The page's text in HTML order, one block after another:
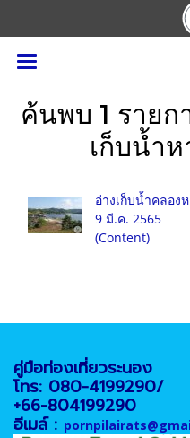
ค้นพบ 1 รายก
เก็บน้ำ
อ่างเก็บน้ำคลอง
9 มี.ค. 2565
(Content)
คู่มือท่องเที่ยวระนอง
โทร: 080-4199290/
+66-804199290
อีเมล์ :